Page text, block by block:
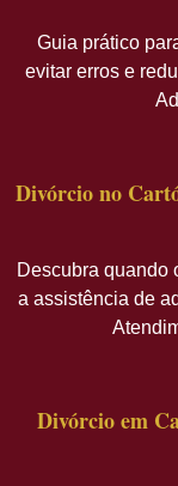
Guia prático
evitar erros e
Divórcio no
Descubra quando
a assistência de
Divórcio em